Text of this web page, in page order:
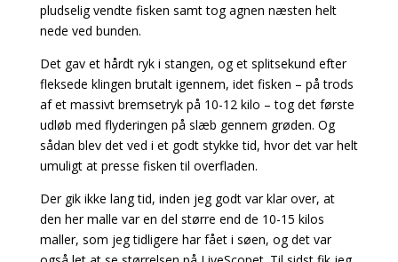
pludselig vendte fisken samt tog agnen næsten helt
nede ved bunden.
Det gav et hårdt ryk i stangen, og et splitsekund efter
fleksede klingen brutalt igennem, idet fisken – på trods
af et massivt bremsetryk på 10-12 kilo – tog det første
udløb med flyderingen på slæb gennem grøden. Og
sådan blev det ved i et godt stykke tid, hvor det var helt
umuligt at presse fisken til overfladen.
Der gik ikke lang tid, inden jeg godt var klar over, at
den her malle var en del større end de 10-15 kilos
maller, som jeg tidligere har fået i søen, og det var